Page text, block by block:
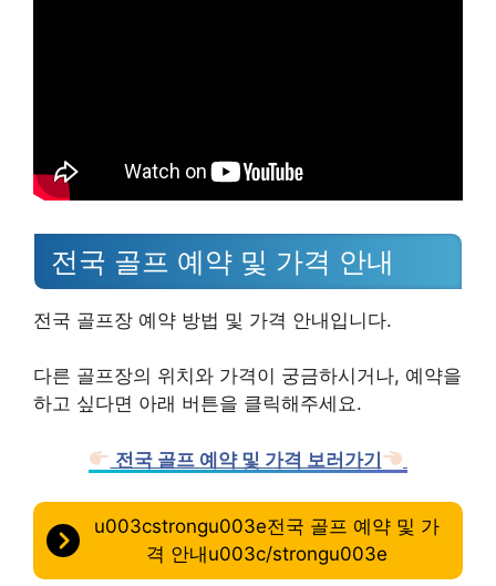
전국 골프 예약 및 가격 안내
전국 골프장 예약 방법 및 가격 안내입니다.
다른 골프장의 위치와 가격이 궁금하시거나, 예약을
하고 싶다면 아래 버튼을 클릭해주세요.
전국 골프 예약 및 가격 보러가기
u003cstrongu003e전국 골프 예약 및 가
격 안내u003c/strongu003e